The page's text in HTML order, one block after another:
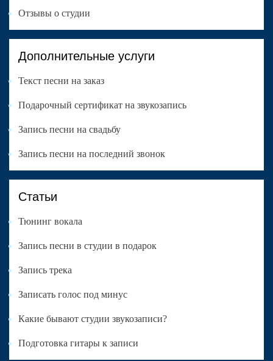
Отзывы о студии
Дополнительные услуги
Текст песни на заказ
Подарочный сертификат на звукозапись
Запись песни на свадьбу
Запись песни на последний звонок
Статьи
Тюнинг вокала
Запись песни в студии в подарок
Запись трека
Записать голос под минус
Какие бывают студии звукозаписи?
Подготовка гитары к записи